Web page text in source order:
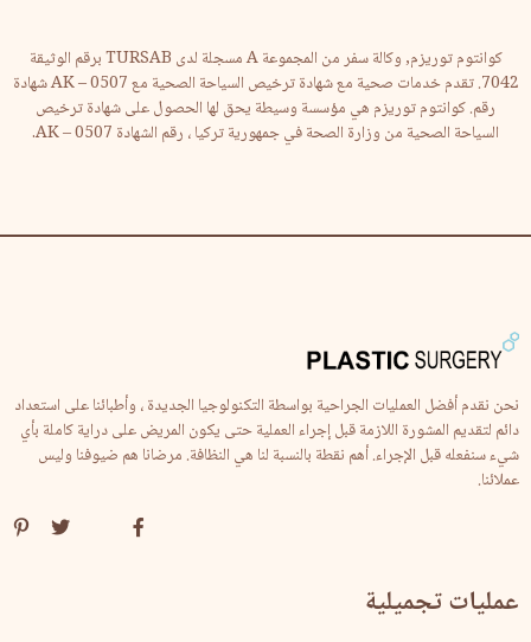
كوانتوم توريزم, وكالة سفر من المجموعة A مسجلة لدى TURSAB برقم الوثيقة
7042. تقدم خدمات صحية مع شهادة ترخيص السياحة الصحية مع AK – 0507 شهادة
رقم. كوانتوم توريزم هي مؤسسة وسيطة يحق لها الحصول على شهادة ترخيص
السياحة الصحية من وزارة الصحة في جمهورية تركيا ، رقم الشهادة AK – 0507.
نحن نقدم أفضل العمليات الجراحية بواسطة التكنولوجيا الجديدة ، وأطبائنا على استعداد
دائم لتقديم المشورة اللازمة قبل إجراء العملية حتى يكون المريض على دراية كاملة بأي
شيء سنفعله قبل الإجراء. أهم نقطة بالنسبة لنا هي النظافة. مرضانا هم ضيوفنا وليس
عملائنا.
عمليات تجميلية